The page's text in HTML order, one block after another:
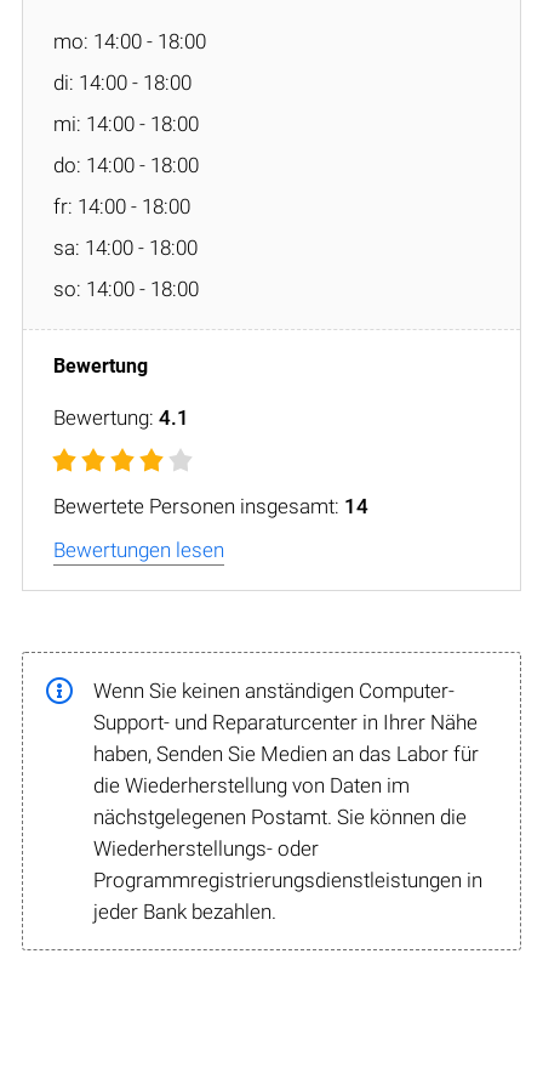
mo: 14:00 - 18:00
di: 14:00 - 18:00
mi: 14:00 - 18:00
do: 14:00 - 18:00
fr: 14:00 - 18:00
sa: 14:00 - 18:00
so: 14:00 - 18:00
Bewertung: 4.1
Bewertete Personen insgesamt: 14
Bewertungen lesen
Wenn Sie keinen anständigen Computer-
Support- und Reparaturcenter in Ihrer Nähe
haben, Senden Sie Medien an das Labor für
die Wiederherstellung von Daten im
nächstgelegenen Postamt. Sie können die
Wiederherstellungs- oder
Programmregistrierungsdienstleistungen in
jeder Bank bezahlen.